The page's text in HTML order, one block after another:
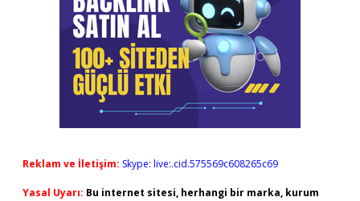
Reklam ve İletişim: Skype: live:.cid.575569c608265c69
Yasal Uyarı: Bu internet sitesi, herhangi bir marka, kurum